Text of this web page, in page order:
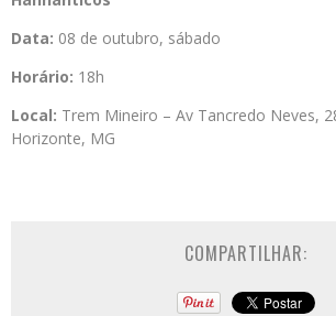
Data: 08 de outubro, sábado
Horário: 18h
Local: Trem Mineiro – Av Tancredo Neves,
Horizonte, MG
COMPARTILHAR: